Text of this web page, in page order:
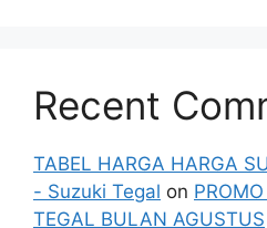
Recent
TABEL HARGA HARGA
- Suzuki Tegal on
TEGAL BULAN AGUSTUS